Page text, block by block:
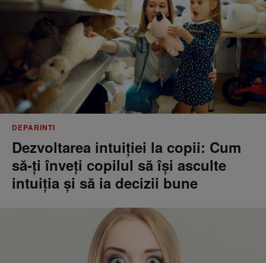
DEPARINTI
Dezvoltarea intuiției la copii: Cum
să-ți înveți copilul să își asculte
intuiția și să ia decizii bune